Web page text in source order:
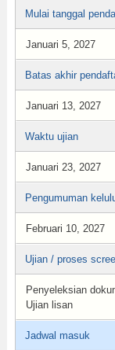
Mulai tanggal
Januari 5, 2027
Batas akhir
Januari 13, 2027
Waktu ujian
Januari 23, 2027
Pengumuman
Februari 10, 2027
Ujian / proses
Penyeleksian
Ujian lisan
Jadwal masuk